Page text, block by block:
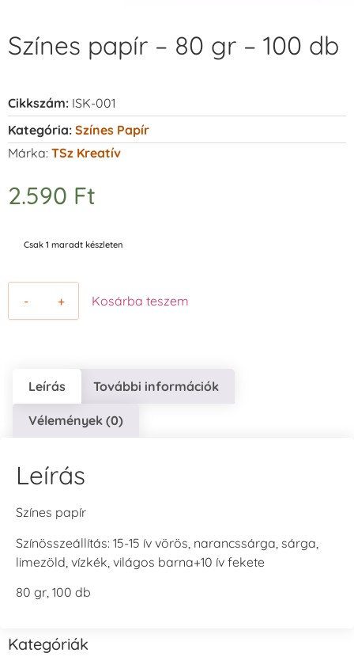
Színes papír – 80 gr – 100 db
Cikkszám: ISK-001
Kategória: Színes Papír
Márka: TSz Kreatív
2.590 Ft
Csak 1 maradt készleten
- + Kosárba teszem
Leírás További információk
Vélemények (0)
Leírás
Színes papír
Színösszeállítás: 15-15 ív vörös, narancssárga, sárga,
limezöld, vízkék, világos barna+10 ív fekete
80 gr, 100 db
Kategóriák